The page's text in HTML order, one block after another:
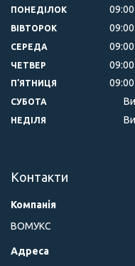
ПОНЕДІЛОК 09:00
ВІВТОРОК 09:00
СЕРЕДА 09:00
ЧЕТВЕР 09:00
ПʼЯТНИЦЯ 09:00
СУБОТА
НЕДІЛЯ
Контакти
ВОМУКС